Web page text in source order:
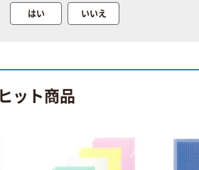
はい いいえ
ット商品
ストレイ
クル限
ル) 蛍光
本気プライス
FSC認証紙 アス
パー ボックス
モカ 200組 5個